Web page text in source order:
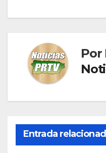
Por
Entrada